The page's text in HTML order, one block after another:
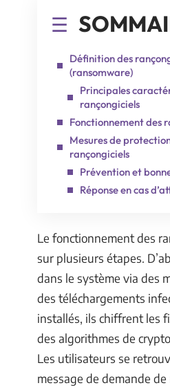
Définition des
(ransomware)
Principales
rançongiciels
Fonctionnement des
Mesures de
rançongiciels
Prévention et
Réponse en cas
Le fonctionnement des
sur plusieurs étapes.
dans le système via des
des téléchargements
installés, ils chiffrent les
des algorithmes de
Les utilisateurs se
message de demande